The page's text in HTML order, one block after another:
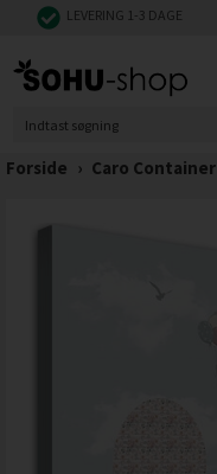
LEVERING 1-3 DAGE
Forside › Caro Container